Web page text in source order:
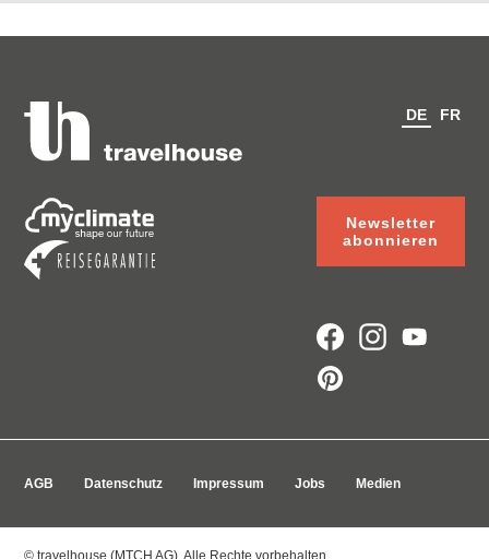
Newsletter
abonnieren
DE FR
AGB Datenschutz Impressum Jobs Medien